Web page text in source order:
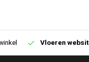
Vloeren